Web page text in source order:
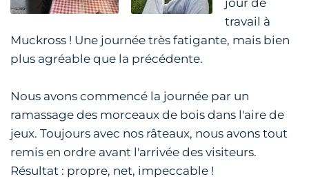
jour de
travail à
Muckross ! Une journée très fatigante, mais bien
plus agréable que la précédente.
Nous avons commencé la journée par un
ramassage des morceaux de bois dans l'aire de
jeux. Toujours avec nos râteaux, nous avons tout
remis en ordre avant l'arrivée des visiteurs.
Résultat : propre, net, impeccable !